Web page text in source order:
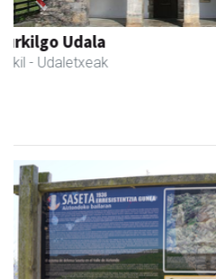
Kabela
Asteasu - Gozotegiak
Previous